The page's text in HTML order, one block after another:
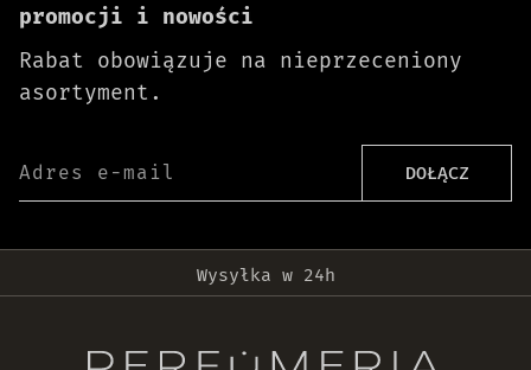
promocji i nowości
Rabat obowiązuje na nieprzeceniony
asortyment.
Adres e-mail DOŁĄCZ
Wysyłka w 24h